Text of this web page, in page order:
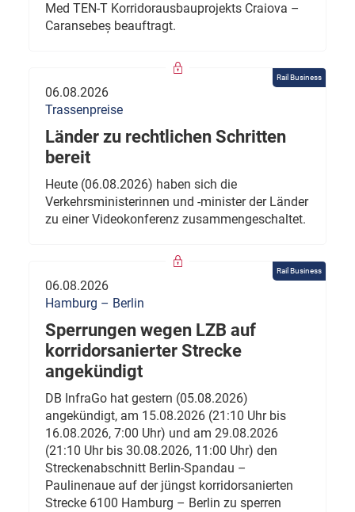
Med TEN-T Korridorausbauprojekts Craiova –
Caransebeș beauftragt.
Rail Business
06.08.2026
Trassenpreise
Länder zu rechtlichen Schritten
bereit
Heute (06.08.2026) haben sich die
Verkehrsministerinnen und -minister der Länder
zu einer Videokonferenz zusammengeschaltet.
Rail Business
06.08.2026
Hamburg – Berlin
Sperrungen wegen LZB auf
korridorsanierter Strecke
angekündigt
DB InfraGo hat gestern (05.08.2026)
angekündigt, am 15.08.2026 (21:10 Uhr bis
16.08.2026, 7:00 Uhr) und am 29.08.2026
(21:10 Uhr bis 30.08.2026, 11:00 Uhr) den
Streckenabschnitt Berlin-Spandau –
Paulinenaue auf der jüngst korridorsanierten
Strecke 6100 Hamburg – Berlin zu sperren